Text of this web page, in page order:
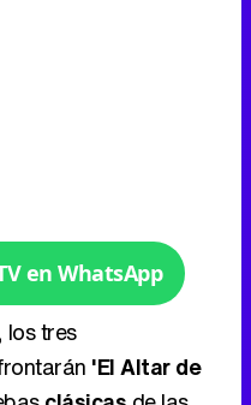
en WhatsApp
, los tres
'El Altar de